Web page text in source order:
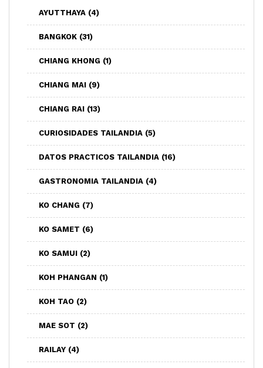
AYUTTHAYA (4)
BANGKOK (31)
CHIANG KHONG (1)
CHIANG MAI (9)
CHIANG RAI (13)
CURIOSIDADES TAILANDIA (5)
DATOS PRACTICOS TAILANDIA (16)
GASTRONOMIA TAILANDIA (4)
KO CHANG (7)
KO SAMET (6)
KO SAMUI (2)
KOH PHANGAN (1)
KOH TAO (2)
MAE SOT (2)
RAILAY (4)